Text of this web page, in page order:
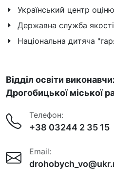
Український центр
Державна служба якості
Національна дитяча
Відділ освіти
Дрогобицької міської
Телефон:
+38 03244 2 35 15
Email: